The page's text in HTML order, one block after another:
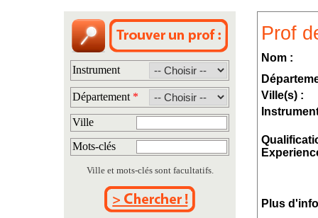
Instrument
Département *
Ville
Mots-clés
Ville et mots-clés sont facultatifs.
Prof
Nom :
Ville(s) :
Plus